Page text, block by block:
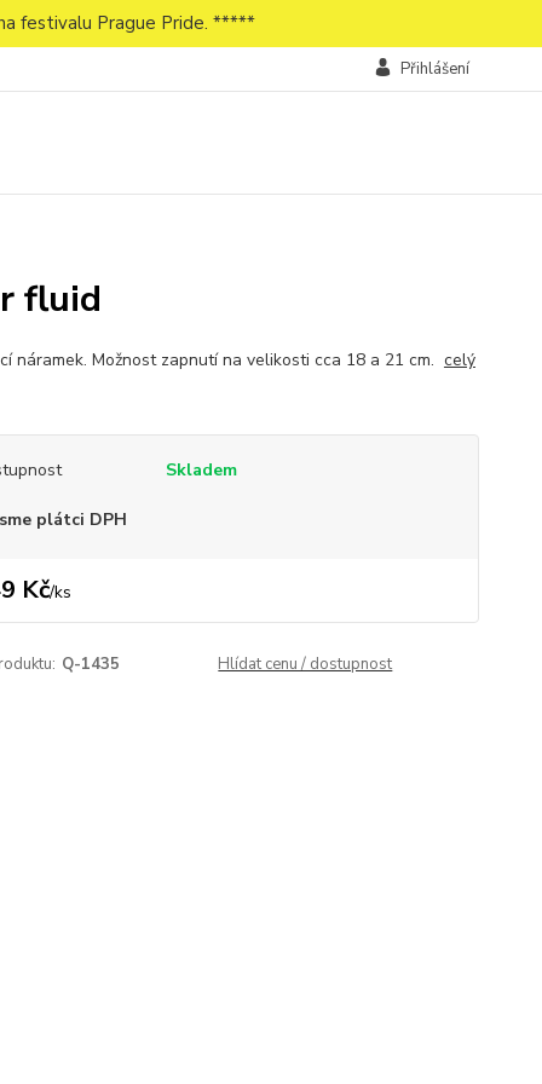
festivalu Prague Pride. *****
Přihlášení
fluid
náramek. Možnost zapnutí na velikosti cca 18 a 21 cm. celý
Skladem
plátci DPH
Kč/ks
Q-1435 Hlídat cenu / dostupnost